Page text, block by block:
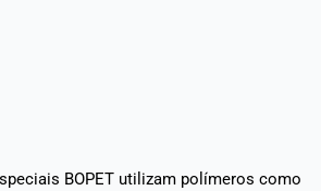
BOPET utilizam polímeros como